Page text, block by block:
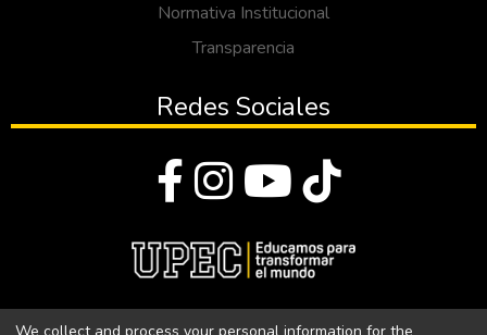
Normativa Institucional
Transparencia
Redes Sociales